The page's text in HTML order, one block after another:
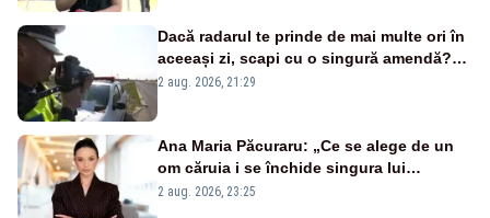
Dacă radarul te prinde de mai multe ori în
aceeași zi, scapi cu o singură amendă?
Ce spune legea
2 aug. 2026, 21:29
Ana Maria Păcuraru: „Ce se alege de un
om căruia i se închide singura lui
portiță?”
2 aug. 2026, 23:25